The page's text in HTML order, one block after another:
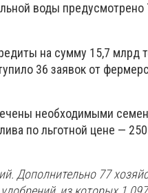
воды предусмотрено
на сумму 15,7 млрд
36 заявок от
необходимыми
по льготной цене — 250
Дополнительно 77